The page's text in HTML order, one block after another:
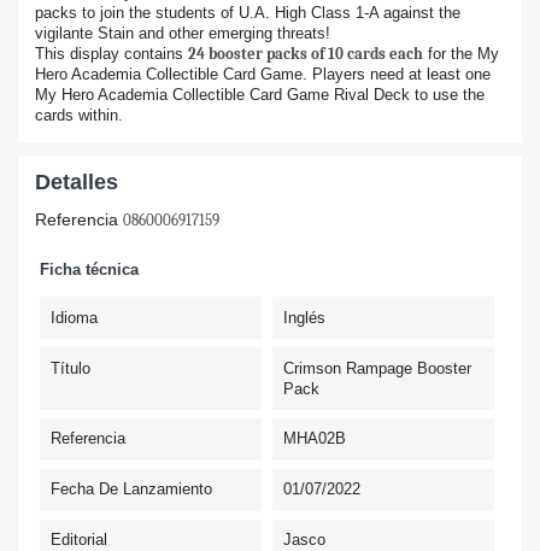
packs to join the students of U.A. High Class 1-A against the
vigilante Stain and other emerging threats!
This display contains 24 booster packs of 10 cards each for the My
Hero Academia Collectible Card Game. Players need at least one
My Hero Academia Collectible Card Game Rival Deck to use the
cards within.
Detalles
Referencia 0860006917159
Ficha técnica
Idioma Inglés
Título
Crimson Rampage Booster
Pack
Referencia MHA02B
Fecha De Lanzamiento 01/07/2022
Editorial Jasco